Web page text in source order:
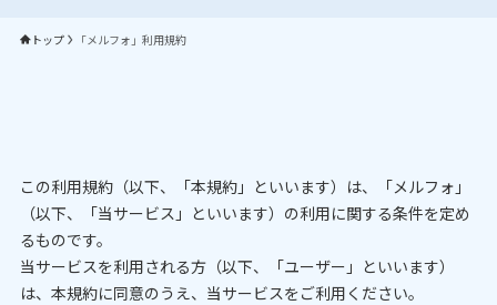
トップ 「メルフォ」利用規約
この利用規約（以下、「本規約」といいます）は、「メルフォ」
（以下、「当サービス」といいます）の利用に関する条件を定め
るものです。
当サービスを利用される方（以下、「ユーザー」といいます）
は、本規約に同意のうえ、当サービスをご利用ください。